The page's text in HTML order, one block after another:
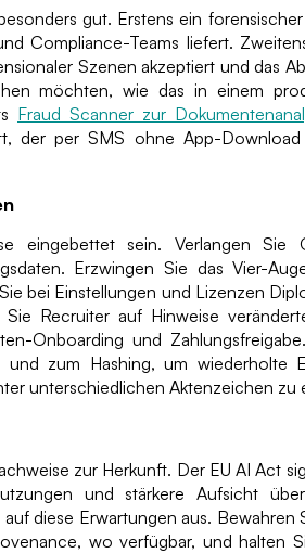
gut. Erstens ein
Compliance-Teams liefert.
Szenen akzeptiert und das
möchten, wie das in einem
Fraud Scanner zur
der per SMS ohne App-Download
eingebettet sein. Verlangen Sie
Erzwingen Sie das Vier-
bei Einstellungen und Lizenzen
Recruiter auf Hinweise
Onboarding und
zum Hashing, um wiederholte
unterschiedlichen Aktenzeichen zu
zur Herkunft. Der EU AI Act
und stärkere Aufsicht
diese Erwartungen aus. Bewahren
wo verfügbar, und halten